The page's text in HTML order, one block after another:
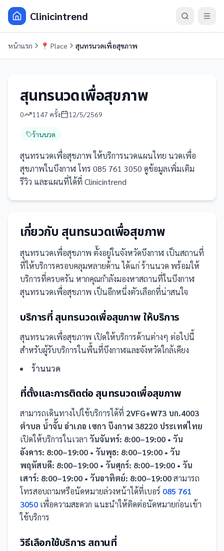
Clinicintrend
หน้าแรก 📍 Place สุนทรนวดเพื่อสุขภาพ
สุนทรนวดเพื่อสุขภาพ
0 1147 ครั้ง 12/5/2569
ร้านนวด
สุนทรนวดเพื่อสุขภาพ ให้บริการนวดแผนไทย นวดเพื่อ
สุขภาพในบึงกาฬ โทร 085 761 3050 ดูข้อมูลเพิ่มเติม
รีวิว และแผนที่ได้ที่ Clinicintrend
เกี่ยวกับ สุนทรนวดเพื่อสุขภาพ
สุนทรนวดเพื่อสุขภาพ ตั้งอยู่ในจังหวัดบึงกาฬ เป็นสถานที่
ที่ให้บริการครอบคลุมหลายด้าน ได้แก่ ร้านนวด พร้อมให้
บริการที่ครบครัน หากคุณกำลังมองหาสถานที่ในบึงกาฬ
สุนทรนวดเพื่อสุขภาพ เป็นอีกหนึ่งตัวเลือกที่น่าสนใจ
บริการที่ สุนทรนวดเพื่อสุขภาพ ให้บริการ
สุนทรนวดเพื่อสุขภาพ เปิดให้บริการด้านต่างๆ ต่อไปนี้
สำหรับผู้รับบริการในพื้นที่บึงกาฬและจังหวัดใกล้เคียง
ร้านนวด
ที่ตั้งและการติดต่อ สุนทรนวดเพื่อสุขภาพ
สามารถเดินทางไปใช้บริการได้ที่ 2VFG+W73 บก.4003
ตำบล น้ำจั้น อำเภอ เซกา บึงกาฬ 38220 ประเทศไทย
เปิดให้บริการในเวลา วันจันทร์: 8:00–19:00 • วัน
อังคาร: 8:00–19:00 • วันพุธ: 8:00–19:00 • วัน
พฤหัสบดี: 8:00–19:00 • วันศุกร์: 8:00–19:00 • วัน
เสาร์: 8:00–19:00 • วันอาทิตย์: 8:00–19:00สามารถ
โทรสอบถามหรือนัดหมายล่วงหน้าได้ที่เบอร์ 085 761
3050 เพื่อความสะดวก แนะนำให้ติดต่อนัดหมายก่อนเข้า
ใช้บริการ
วิธีเลือกใช้บริการ สถานที่